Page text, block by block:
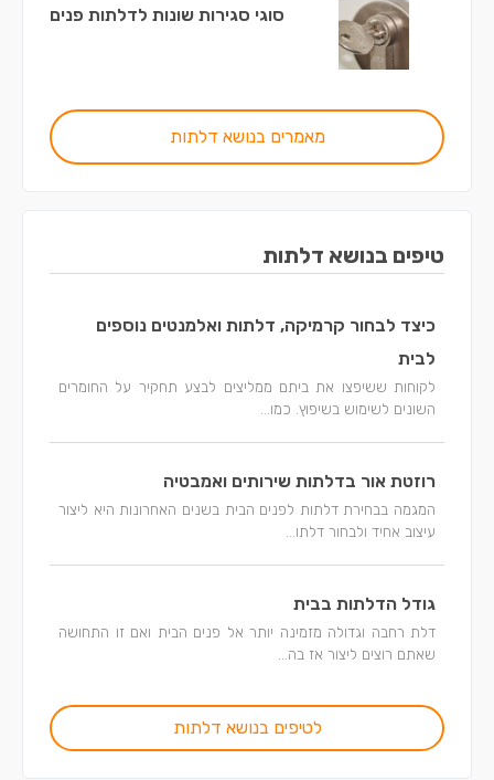
סוגי סגירות שונות לדלתות פנים
מאמרים בנושא דלתות
טיפים בנושא דלתות
כיצד לבחור קרמיקה, דלתות ואלמנטים נוספים
לבית
לקוחות ששיפצו את ביתם ממליצים לבצע תחקיר על החומרים
השונים לשימוש בשיפוץ. כמו...
רוזטת אור בדלתות שירותים ואמבטיה
המגמה בבחירת דלתות לפנים הבית בשנים האחרונות היא ליצור
עיצוב אחיד ולבחור דלתו...
גודל הדלתות בבית
דלת רחבה וגדולה מזמינה יותר אל פנים הבית ואם זו התחושה
שאתם רוצים ליצור אז בה...
לטיפים בנושא דלתות